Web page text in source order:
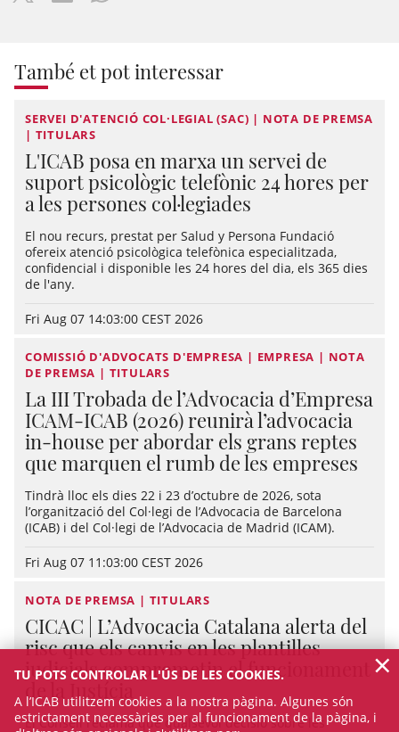
També et pot interessar
SERVEI D'ATENCIÓ COL·LEGIAL (SAC) | NOTA DE PREMSA
| TITULARS
L'ICAB posa en marxa un servei de
suport psicològic telefònic 24 hores per
a les persones col·legiades
El nou recurs, prestat per Salud y Persona Fundació
ofereix atenció psicològica telefònica especialitzada,
confidencial i disponible les 24 hores del dia, els 365 dies
de l'any.
Fri Aug 07 14:03:00 CEST 2026
COMISSIÓ D'ADVOCATS D'EMPRESA | EMPRESA | NOTA
DE PREMSA | TITULARS
La III Trobada de l’Advocacia d’Empresa
ICAM-ICAB (2026) reunirà l’advocacia
in-house per abordar els grans reptes
que marquen el rumb de les empreses
Tindrà lloc els dies 22 i 23 d’octubre de 2026, sota
l’organització del Col·legi de l’Advocacia de Barcelona
(ICAB) i del Col·legi de l’Advocacia de Madrid (ICAM).
Fri Aug 07 11:03:00 CEST 2026
NOTA DE PREMSA | TITULARS
CICAC | L’Advocacia Catalana alerta del
risc que els canvis en les plantilles
judicials comprometin el funcionament
de la Justícia
El Consell reclama que qualsevol decisió sobre les
TU POTS CONTROLAR L'ÚS DE LES COOKIES.
A l’ICAB utilitzem cookies a la nostra pàgina. Algunes són
estrictament necessàries per al funcionament de la pàgina, i
×